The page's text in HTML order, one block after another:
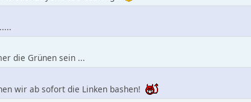
die Grünen sein ...
wir ab sofort die Linken bashen!